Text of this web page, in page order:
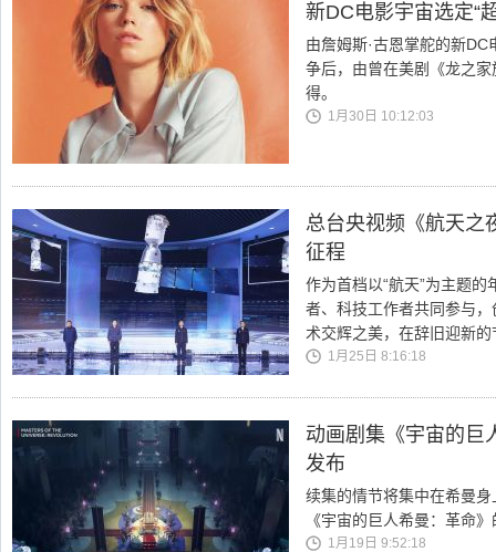
新DC电影宇宙选定“
由詹姆斯·古恩掌舵的新
争后，由曾在美剧《龙之
得。
1月30日 10:12:03
总台央视频《航天之
征程
作为首档以“航天”为主题
者、科技工作者共同参与
术交辉之美，在辞旧迎新
1月25日 8:16:18
动画剧集《宇宙的巨
发布
续集的情节将集中在希曼
《宇宙的巨人希曼：革命
1月19日 9:52:18